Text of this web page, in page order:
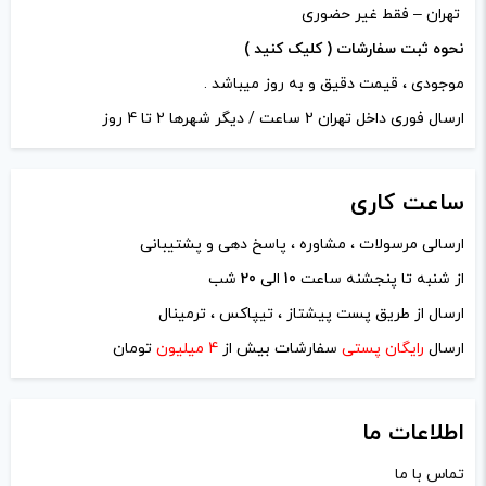
نام*
ایمیل*
تهران – فقط غیر حضوری
نحوه ثبت سفارشات ( کلیک کنید )
موجودی ، قیمت دقیق و به روز میباشد .
ارسال فوری داخل تهران 2 ساعت / دیگر شهرها 2 تا 4 روز
ساعت کاری
ارسالی مرسولات ، مشاوره ، پاسخ دهی و پشتیبانی
از شنبه تا پنجشنه ساعت 10 الی 20 شب
ارسال از طریق پست پیشتاز ، تیپاکس ، ترمینال
ارسال رایگان پستی سفارشات بیش از 4 میلیون تومان
اطلاعات ما
تماس با ما